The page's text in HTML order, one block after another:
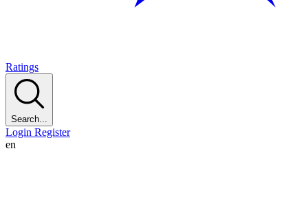
Ratings
Search...
Login Register
en